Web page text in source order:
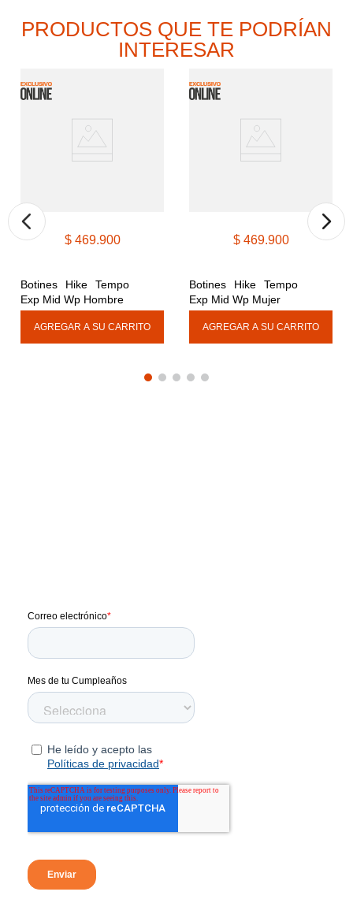
PRODUCTOS QUE TE PODRÍAN
INTERESAR
$ 469.900
Botines Hike Tempo
Exp Mid Wp Hombre
$ 469.900
Botines Hike Tempo
Exp Mid Wp Mujer